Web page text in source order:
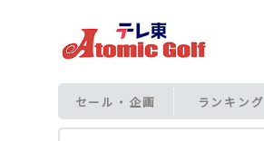
セール・企画 ランキング